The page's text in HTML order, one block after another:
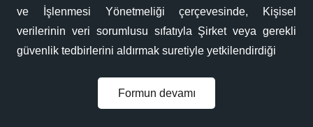
ve İşlenmesi Yönetmeliği çerçevesinde, Kişisel
verilerinin veri sorumlusu sıfatıyla Şirket veya gerekli
güvenlik tedbirlerini aldırmak suretiyle yetkilendirdiği
Formun devamı